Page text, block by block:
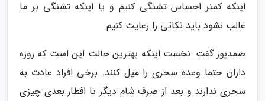
اینکه کمتر احساس تشنگی کنیم و یا اینکه تشنگی بر ما
غالب نشود باید نکاتی را رعایت کنیم.
صمدپور گفت: نخست اینکه بهترین حالت این است که روزه
داران حتما وعده سحری را میل کنند. برخی افراد عادت به
سحری ندارند و بعد از صرف شام دیگر تا افطار بعدی چیزی